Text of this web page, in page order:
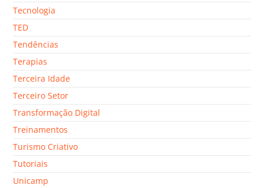
Tecnologia
TED
Tendências
Terapias
Terceira Idade
Terceiro Setor
Transformação Digital
Treinamentos
Turismo Criativo
Tutoriais
Unicamp